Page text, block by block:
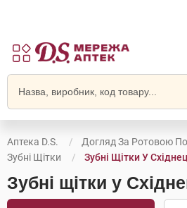
Аптека D.S.
Догляд За Ротовою
Зубні Щітки
Зубні Щітки У
Зубні щітки у